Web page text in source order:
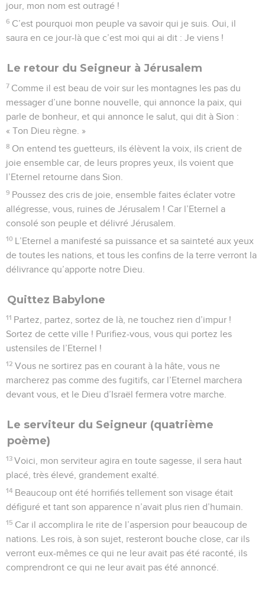
jour, mon nom est outragé !
6 C’est pourquoi mon peuple va savoir qui je suis. Oui, il
saura en ce jour-là que c’est moi qui ai dit : Je viens !
Le retour du Seigneur à Jérusalem
7 Comme il est beau de voir sur les montagnes les pas du
messager d’une bonne nouvelle, qui annonce la paix, qui
parle de bonheur, et qui annonce le salut, qui dit à Sion :
« Ton Dieu règne. »
8 On entend tes guetteurs, ils élèvent la voix, ils crient de
joie ensemble car, de leurs propres yeux, ils voient que
l’Eternel retourne dans Sion.
9 Poussez des cris de joie, ensemble faites éclater votre
allégresse, vous, ruines de Jérusalem ! Car l’Eternel a
consolé son peuple et délivré Jérusalem.
10 L’Eternel a manifesté sa puissance et sa sainteté aux yeux
de toutes les nations, et tous les confins de la terre verront la
délivrance qu’apporte notre Dieu.
Quittez Babylone
11 Partez, partez, sortez de là, ne touchez rien d’impur !
Sortez de cette ville ! Purifiez-vous, vous qui portez les
ustensiles de l’Eternel !
12 Vous ne sortirez pas en courant à la hâte, vous ne
marcherez pas comme des fugitifs, car l’Eternel marchera
devant vous, et le Dieu d’Israël fermera votre marche.
Le serviteur du Seigneur (quatrième
poème)
13 Voici, mon serviteur agira en toute sagesse, il sera haut
placé, très élevé, grandement exalté.
14 Beaucoup ont été horrifiés tellement son visage était
défiguré et tant son apparence n’avait plus rien d’humain.
15 Car il accomplira le rite de l’aspersion pour beaucoup de
nations. Les rois, à son sujet, resteront bouche close, car ils
verront eux-mêmes ce qui ne leur avait pas été raconté, ils
comprendront ce qui ne leur avait pas été annoncé.